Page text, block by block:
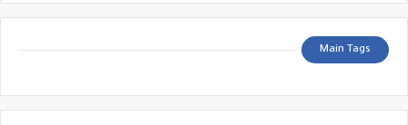
Main Tags